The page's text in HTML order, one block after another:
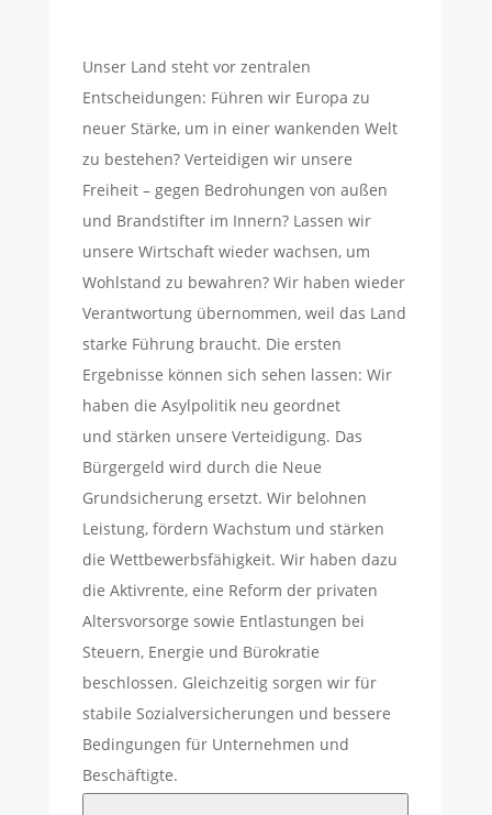
Unser Land steht vor zentralen
Entscheidungen: Führen wir Europa zu
neuer Stärke, um in einer wankenden Welt
zu bestehen? Verteidigen wir unsere
Freiheit – gegen Bedrohungen von außen
und Brandstifter im Innern? Lassen wir
unsere Wirtschaft wieder wachsen, um
Wohlstand zu bewahren? Wir haben wieder
Verantwortung übernommen,weil das Land
starke Führung braucht. Die ersten
Ergebnisse können sich sehen lassen: Wir
haben die Asylpolitik neu geordnet
und stärken unsere Verteidigung. Das
Bürgergeld wird durch die Neue
Grundsicherung ersetzt. Wir belohnen
Leistung, fördern Wachstum und stärken
die Wettbewerbsfähigkeit. Wir haben dazu
die Aktivrente, eine Reform der privaten
Altersvorsorge sowie Entlastungen bei
Steuern, Energie und Bürokratie
beschlossen. Gleichzeitig sorgen wir für
stabile Sozialversicherungen und bessere
Bedingungen für Unternehmen und
Beschäftigte.